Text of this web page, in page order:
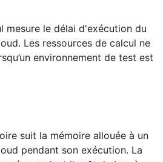
mesure le délai d'exécution du
Les ressources de calcul ne
environnement de test est
suit la mémoire allouée à un
pendant son exécution. La